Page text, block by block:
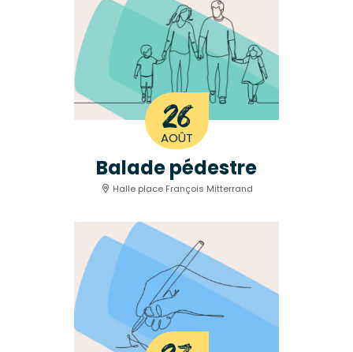
Balade pédestre
Halle place François Mitterrand
26
AOÛT